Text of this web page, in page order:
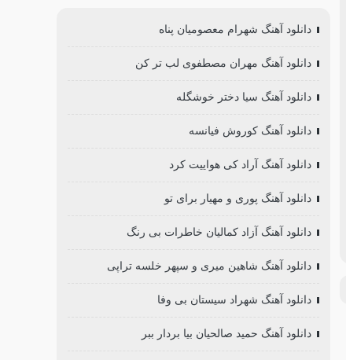
دانلود آهنگ شهرام معصومیان پناه
دانلود آهنگ مهران مصطفوی لب تر کن
دانلود آهنگ سیا دختر خوشگله
دانلود آهنگ کوروش فیانسه
دانلود آهنگ آراد کی هواییت کرد
دانلود آهنگ پوری و مهیار برای تو
دانلود آهنگ آزاد کمالیان خاطرات بی رنگ
دانلود آهنگ شاهین میری و سپهر خلسه تراپی
دانلود آهنگ شهراد سیستان بی وفا
دانلود آهنگ حمید صالحیان بیا بردار ببر